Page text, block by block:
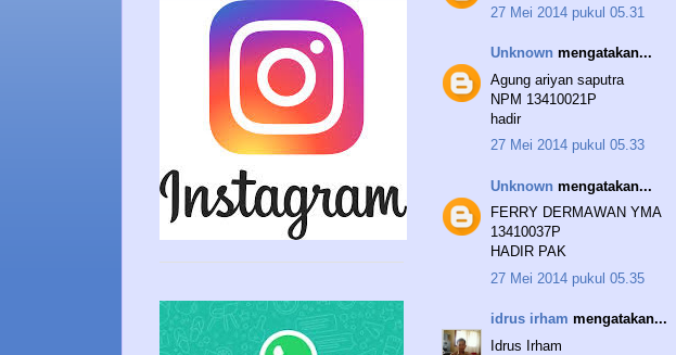
27 Mei 2014 pukul 05.31
Unknown mengatakan...
Agung ariyan saputra
NPM 13410021P
hadir
27 Mei 2014 pukul 05.33
Unknown mengatakan...
FERRY DERMAWAN YMA
13410037P
HADIR PAK
27 Mei 2014 pukul 05.35
idrus irham mengatakan...
Idrus Irham